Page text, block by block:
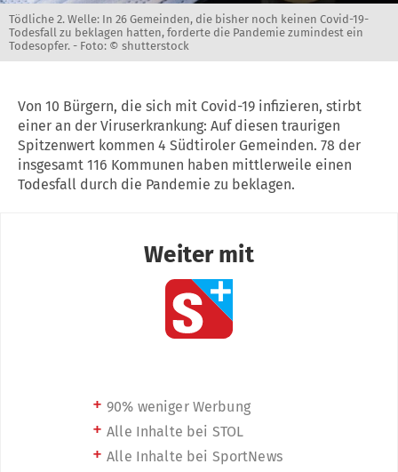
Tödliche 2. Welle: In 26 Gemeinden, die bisher noch keinen Covid-19-
Todesfall zu beklagen hatten, forderte die Pandemie zumindest ein
Todesopfer. - Foto: © shutterstock
Von 10 Bürgern, die sich mit Covid-19 infizieren, stirbt
einer an der Viruserkrankung: Auf diesen traurigen
Spitzenwert kommen 4 Südtiroler Gemeinden. 78 der
insgesamt 116 Kommunen haben mittlerweile einen
Todesfall durch die Pandemie zu beklagen.